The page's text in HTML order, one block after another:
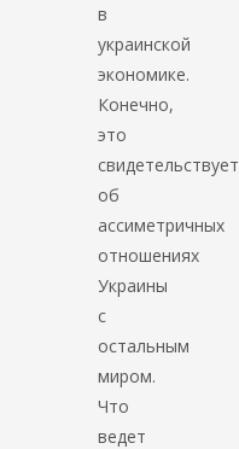
в
украинской
экономике.
Конечно,
это
свидетельствует
об
ассиметричных
отношениях
Украины
с
остальным
миром.
Что
ведет